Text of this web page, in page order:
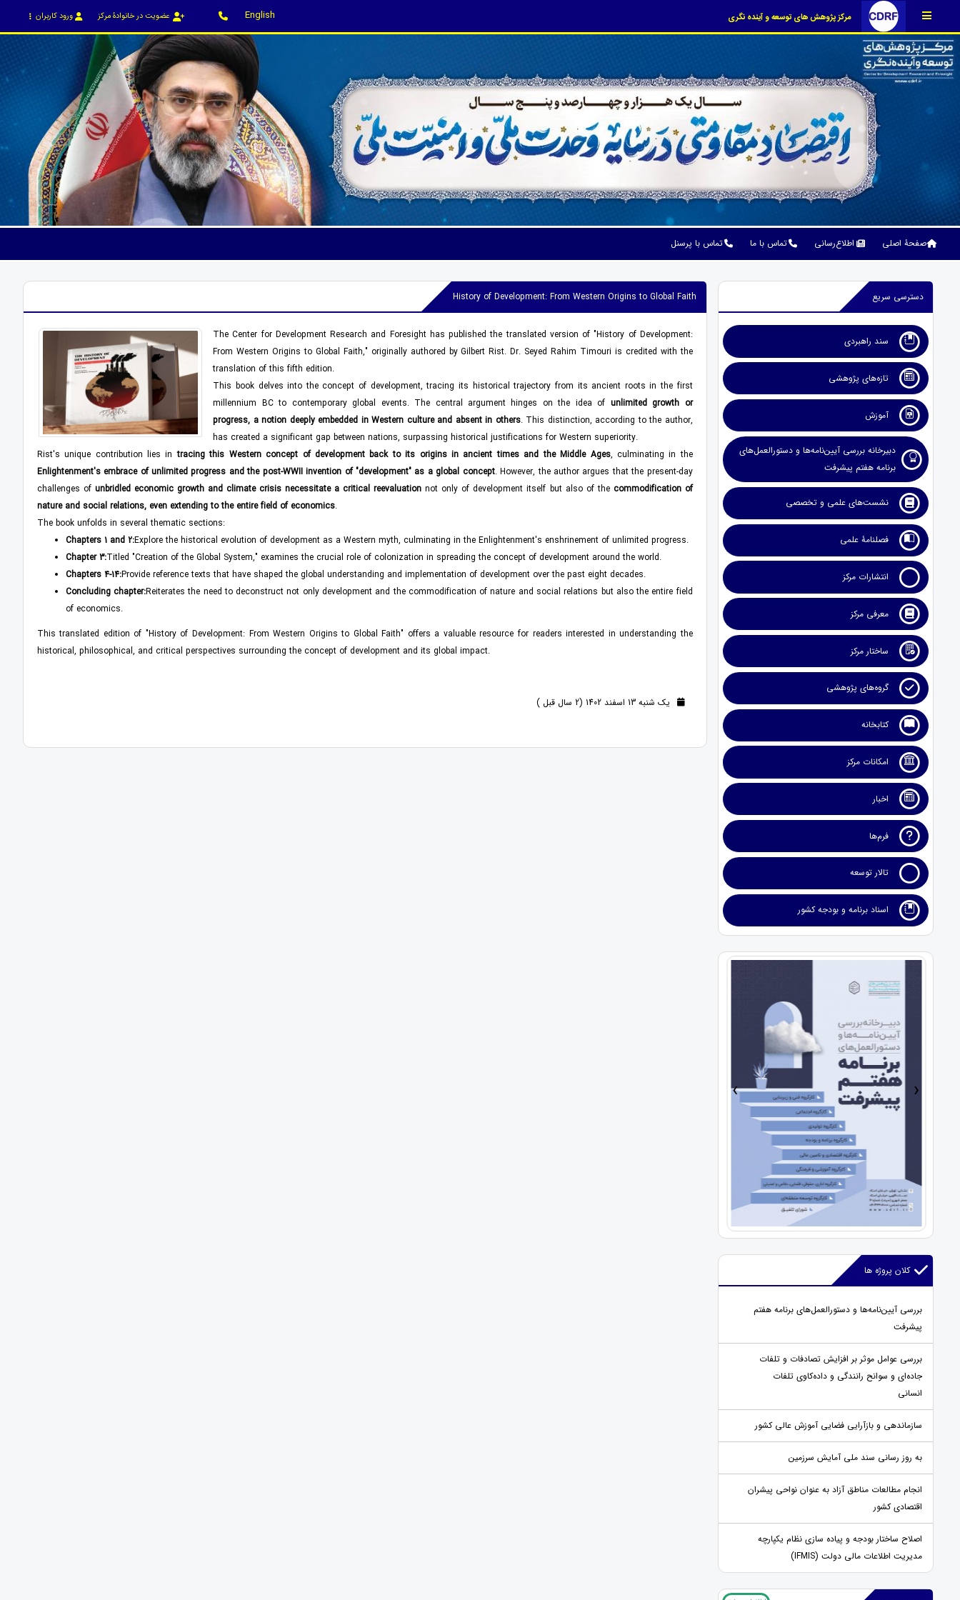
مرکز پژوهش های توسعه و آینده نگری English عضویت در خانوادۀ مرکز ورود کاربران
صفحۀ اصلی اطلاع‌رسانی تماس با ما تماس با پرسنل
دسترسی سریع
سند راهبردی
تازه‌های پژوهشی
آموزش
دبیرخانه بررسی آیین‌نامه‌ها و دستورالعمل‌های
برنامه هفتم پیشرفت
نشست‌های علمی و تخصصی
فصلنامۀ علمی
انتشارات مرکز
معرفی مرکز
ساختار مرکز
گروه‌های پژوهشی
کتابخانه
امکانات مرکز
اخبار
فرم‌ها
تالار توسعه
اسناد برنامه و بودجه کشور
› ‹
کلان پروژه ها
بررسی آیین‌نامه‌ها و دستورالعمل‌های برنامه هفتم
پیشرفت
بررسی عوامل موثر بر افزایش تصادفات و تلفات
جاده‌ای و سوانح رانندگی و داده‌کاوی تلفات
انسانی
سازماندهی و بازآرایی فضایی آموزش عالی کشور
به روز رسانی سند ملی آمایش سرزمین
انجام مطالعات مناطق آزاد به عنوان نواحی پیشران
اقتصادی کشور
اصلاح ساختار بودجه و پیاده سازی نظام یکپارچه
مدیریت اطلاعات مالی دولت (IFMIS)
History of Development: From Western Origins to Global Faith
The Center for Development Research and Foresight has published the translated version of "History of Development:
From Western Origins to Global Faith," originally authored by Gilbert Rist. Dr. Seyed Rahim Timouri is credited with the
translation of this fifth edition.
This book delves into the concept of development, tracing its historical trajectory from its ancient roots in the first
millennium BC to contemporary global events. The central argument hinges on the idea of unlimited growth or
progress, a notion deeply embedded in Western culture and absent in others. This distinction, according to the author,
has created a significant gap between nations, surpassing historical justifications for Western superiority.
Rist's unique contribution lies intracing this Western concept of development back to its origins in ancient times and the Middle Ages, culminating in the
Enlightenment's embrace of unlimited progress and the post-WWII invention of "development" as a global concept. However, the author argues that the present-day
challenges of unbridled economic growth and climate crisis necessitate a critical reevaluation not only of development itself but also of the commodification of
nature and social relations, even extending to the entire field of economics.
The book unfolds in several thematic sections:
Chapters 1 and 2:Explore the historical evolution of development as a Western myth, culminating in the Enlightenment's enshrinement of unlimited progress.
Chapter 3:Titled "Creation of the Global System," examines the crucial role of colonization in spreading the concept of development around the world.
Chapters 4-14:Provide reference texts that have shaped the global understanding and implementation of development over the past eight decades.
Concluding chapter:Reiterates the need to deconstruct not only development and the commodification of nature and social relations but also the entire field
of economics.
This translated edition of "History of Development: From Western Origins to Global Faith" offers a valuable resource for readers interested in understanding the
historical, philosophical, and critical perspectives surrounding the concept of development and its global impact.
یک شنبه 13 اسفند 1402 (2 سال قبل )